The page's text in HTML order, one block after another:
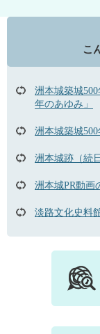
こ
洲本城築城
年のあゆみ」
洲本城築城
洲本城跡（続
洲本城PR動画
淡路文化史料